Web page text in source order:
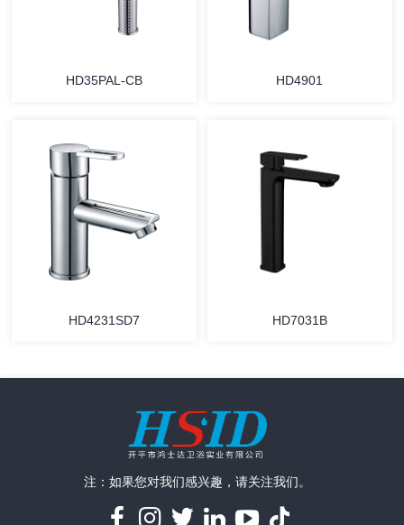
HD35PAL-CB HD4901
HD4231SD7 HD7031B
注：如果您对我们感兴趣，请关注我们。